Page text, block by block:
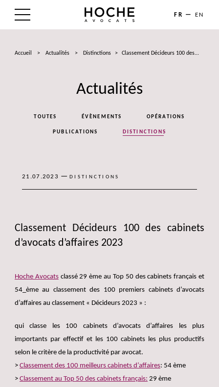
FR EN
LES AVOCATS
TALENTS
Accueil > Actualités > Distinctions > Classement Décideurs 100 des...
Actualités
TOUTES ÉVÈNEMENTS OPÉRATIONS
PUBLICATIONS DISTINCTIONS
21.07.2023 — DISTINCTIONS
Classement Décideurs 100 des cabinets
d’avocats d’affaires 2023
Hoche Avocatsclassé 29 ème au Top 50 des cabinets français et
54_ème au classement des 100 premiers cabinets d’avocats
d’affaires au classement « Décideurs 2023 » :
qui classe les 100 cabinets d’avocats d’affaires les plus
importants par effectif et les 100 cabinets les plus productifs
selon le critère de la productivité par avocat.
> Classement des 100 meilleurs cabinets d’affaires: 54 ème
> Classement au Top 50 des cabinets français: 29 ème